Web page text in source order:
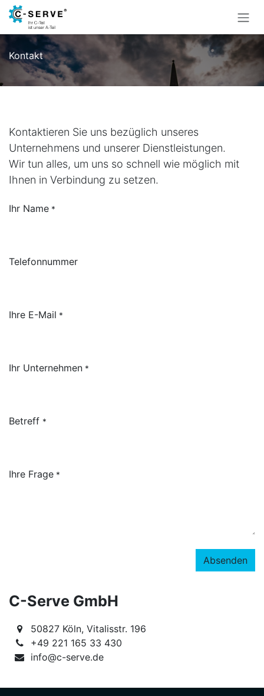
Zum Inhalt springen
Kontakt
Kontaktieren Sie uns bezüglich unseres
Unternehmens und unserer Dienstleistungen.
Wir tun alles, um uns so schnell wie möglich mit
Ihnen in Verbindung zu setzen.
Ihr Name *
Telefonnummer
Ihre E-Mail *
Ihr Unternehmen *
Betreff *
Ihre Frage *
Absenden
C-Serve GmbH
50827 Köln, Vitalisstr. 196
+49 221 165 33 430
info@c-serve.de